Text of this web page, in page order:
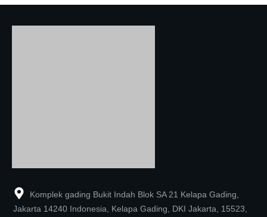
Komplek gading Bukit Indah Blok SA 21 Kelapa Gading,
Jakarta 14240 Indonesia, Kelapa Gading, DKI Jakarta, 15523,